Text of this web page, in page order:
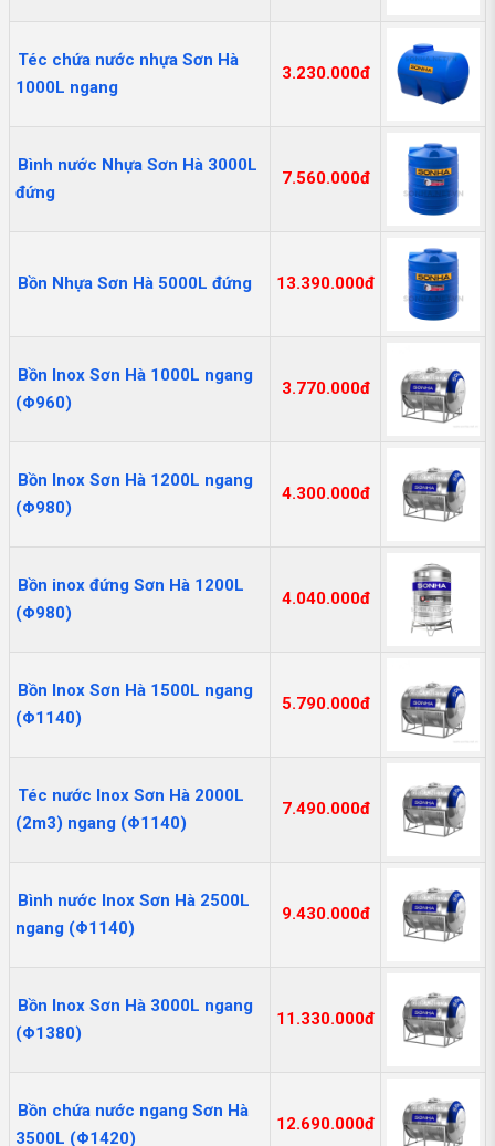
Téc chứa nước nhựa Sơn Hà
1000L ngang
3.230.000đ
Bình nước Nhựa Sơn Hà 3000L
đứng
7.560.000đ
Bồn Nhựa Sơn Hà 5000L đứng 13.390.000đ
Bồn Inox Sơn Hà 1000L ngang
(Φ960)
3.770.000đ
Bồn Inox Sơn Hà 1200L ngang
(Φ980)
4.300.000đ
Bồn inox đứng Sơn Hà 1200L
(Φ980)
4.040.000đ
Bồn Inox Sơn Hà 1500L ngang
(Φ1140)
5.790.000đ
Téc nước Inox Sơn Hà 2000L
(2m3) ngang (Φ1140)
7.490.000đ
Bình nước Inox Sơn Hà 2500L
ngang (Φ1140)
9.430.000đ
Bồn Inox Sơn Hà 3000L ngang
(Φ1380)
11.330.000đ
Bồn chứa nước ngang Sơn Hà
3500L (Φ1420)
12.690.000đ